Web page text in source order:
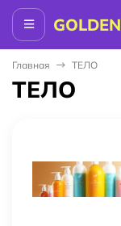
GOLDEN
Главная ТЕЛО
ТЕЛО